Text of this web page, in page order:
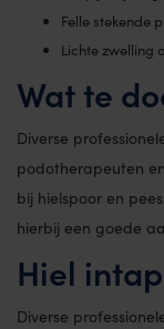
Felle stekende
Lichte zwelling
Wat te
Diverse
podotherapeuten
bij hielspoor en
hierbij een goede
Hiel
Diverse